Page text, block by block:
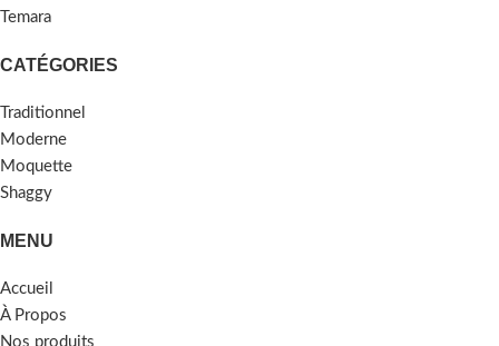
Temara
CATÉGORIES
Traditionnel
Moderne
Moquette
Shaggy
MENU
Accueil
À Propos
Nos produits